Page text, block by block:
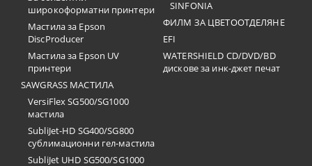
широкоформатни принтери
Мастила за Epson
DiscProducer
Мастила за Epson UV
принтери
SAWGRASS МАСТИЛА
VersiFlex SG500/SG1000
мастила
SubliJet-HD SG400/SG800
сублимационни гел-мастила
SubliJet UHD SG500/SG1000
SINFONIA
ФИЛМ ЗА ЦВЕТООТДЕЛЯНЕ
EFI
WATERSHIELD CD/DVD/BD
дискове за инк-джет печат